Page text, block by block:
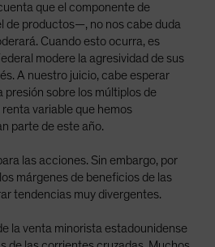
que el componente de
de productos—, no nos cabe duda
Cuando esto ocurra, es
modere la agresividad de sus
A nuestro juicio, cabe esperar
presión sobre los múltiplos de
variable que hemos
parte de este año.
las acciones. Sin embargo, por
márgenes de beneficios de las
tendencias muy divergentes.
la venta minorista estadounidense